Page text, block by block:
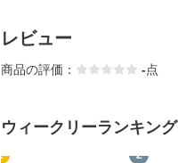
レビュー
商品の評価： -点
ウィークリーランキング
1 2